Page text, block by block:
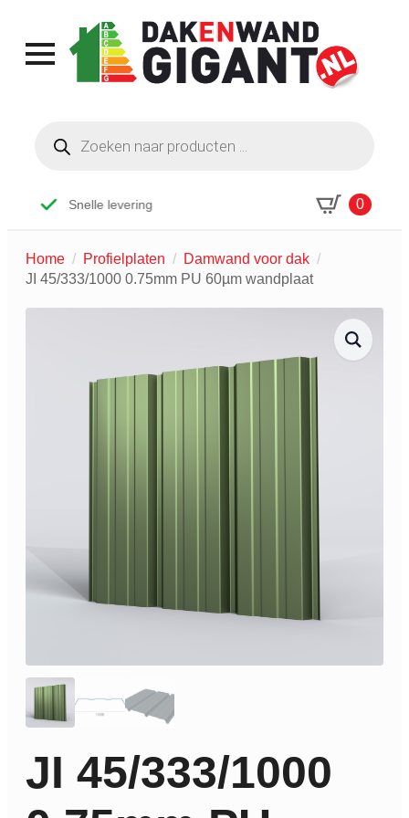
zoeken
Snelle levering 0
Home Profielplaten
Damwand voor dak
JI 45/333/1000 0.75mm PU 60µm wandplaat
JI 45/333/1000